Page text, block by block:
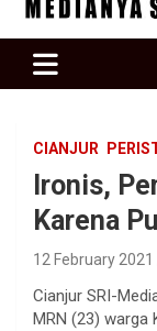
SRI
CIANJUR
Ironis,
Karena
12 February 2021
Cianjur SRI-
MRN (23) warga